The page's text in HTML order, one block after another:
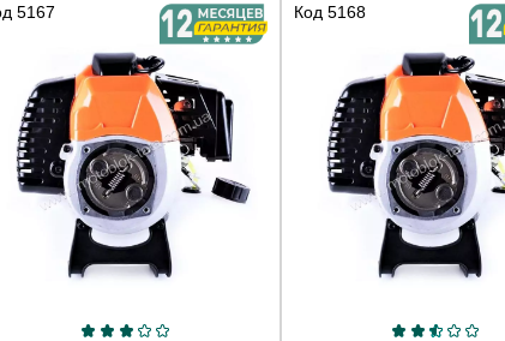
5167 Код 5168